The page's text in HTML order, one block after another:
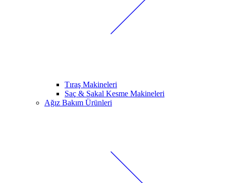
Tıraş Makineleri
Saç & Sakal Kesme Makineleri
Ağız Bakım Ürünleri